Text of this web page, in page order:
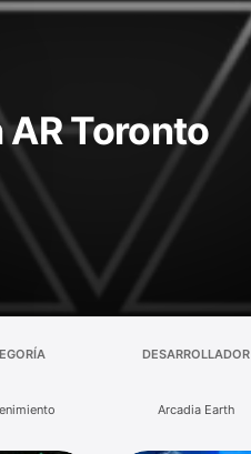
Toronto
DESARROLLADOR
Arcadia Earth